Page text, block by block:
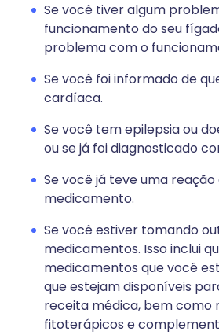
Se você tiver algum
funcionamento do seu
problema com o
Se você foi informado de
cardíaca.
Se você tem epilepsia ou
ou se já foi diagnosticado
Se você já teve uma
medicamento.
Se você estiver tomando
medicamentos. Isso inclui
medicamentos que você
que estejam disponíveis
receita médica, bem como
fitoterápicos e